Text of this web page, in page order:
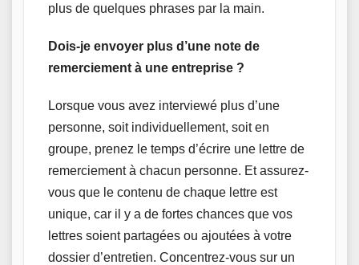
plus de quelques phrases par la main.
Dois-je envoyer plus d’une note de
remerciement à une entreprise ?
Lorsque vous avez interviewé plus d’une
personne, soit individuellement, soit en
groupe, prenez le temps d’écrire une lettre de
remerciement à chacun personne. Et assurez-
vous que le contenu de chaque lettre est
unique, car il y a de fortes chances que vos
lettres soient partagées ou ajoutées à votre
dossier d’entretien. Concentrez-vous sur un